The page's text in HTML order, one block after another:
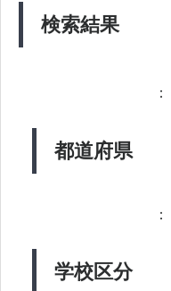
検索結果
都道府県
：
学校区分
：